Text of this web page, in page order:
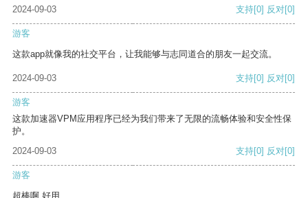
2024-09-03 支持[0] 反对[0]
游客
这款app就像我的社交平台，让我能够与志同道合的朋友一起交流。
2024-09-03 支持[0] 反对[0]
游客
这款加速器VPM应用程序已经为我们带来了无限的流畅体验和安全性保
护。
2024-09-03
支持[0] 反对[0]
游客
超棒啊 好用